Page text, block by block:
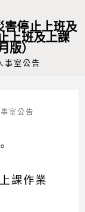
害停止上班及
上班及上課
版）
事室公告
室公告
。
課作業